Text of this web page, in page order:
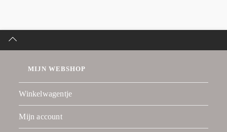
MIJN WEBSHOP
Winkelwagentje
Mijn account